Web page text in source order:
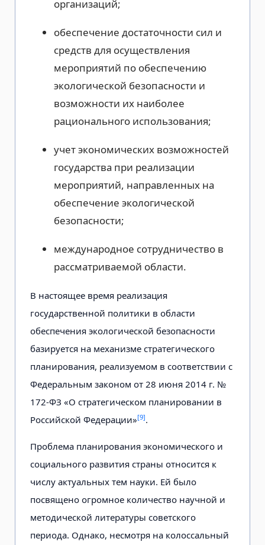
организаций;
обеспечение достаточности сил и
средств для осуществления
мероприятий по обеспечению
экологической безопасности и
возможности их наиболее
рационального использования;
учет экономических возможностей
государства при реализации
мероприятий, направленных на
обеспечение экологической
безопасности;
международное сотрудничество в
рассматриваемой области.
В настоящее время реализация
государственной политики в области
обеспечения экологической безопасности
базируется на механизме стратегического
планирования, реализуемом в соответствии с
Федеральным законом от 28 июня 2014 г. №
172-ФЗ «О стратегическом планировании в
Российской Федерации»[9].
Проблема планирования экономического и
социального развития страны относится к
числу актуальных тем науки. Ей было
посвящено огромное количество научной и
методической литературы советского
периода. Однако, несмотря на колоссальный